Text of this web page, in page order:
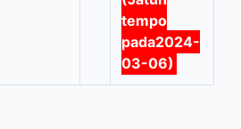
tempo
pada2024-
03-06)